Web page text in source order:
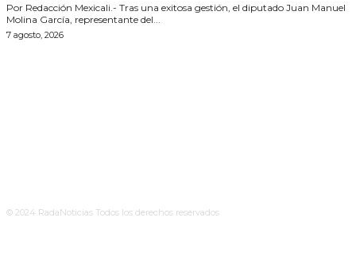
Por Redacción Mexicali.- Tras una exitosa gestión, el diputado Juan Manuel
Molina García, representante del...
7 agosto, 2026
© 2024 RadaNoticias Todos los derechos reservados